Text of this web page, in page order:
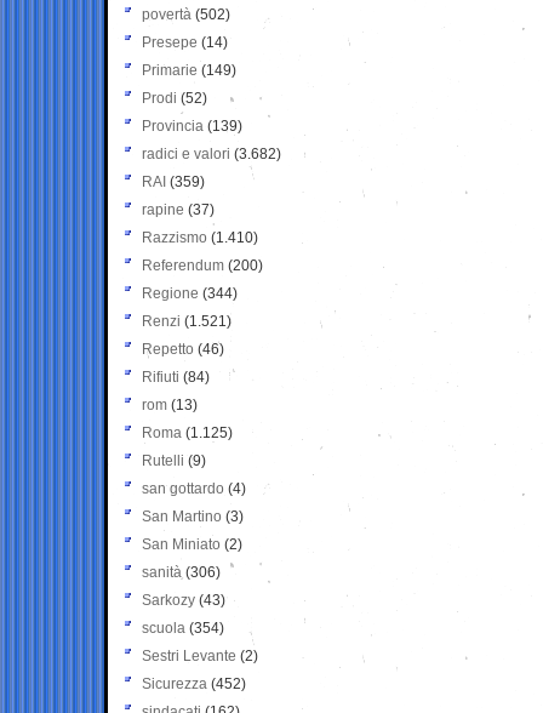
povertà (502)
Presepe (14)
Primarie (149)
Prodi (52)
Provincia (139)
radici e valori (3.682)
RAI (359)
rapine (37)
Razzismo (1.410)
Referendum (200)
Regione (344)
Renzi (1.521)
Repetto (46)
Rifiuti (84)
rom (13)
Roma (1.125)
Rutelli (9)
san gottardo (4)
San Martino (3)
San Miniato (2)
sanità (306)
Sarkozy (43)
scuola (354)
Sestri Levante (2)
Sicurezza (452)